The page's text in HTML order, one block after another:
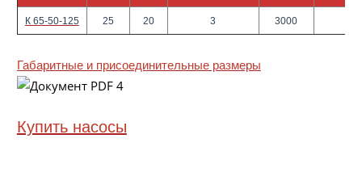
К 65-50-125 25 20 3 3000
Габаритные и присоединительные размеры
Купить насосы